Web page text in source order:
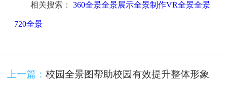
相关搜索： 360全景全景展示全景制作VR全景全景
720全景
上一篇： 校园全景图帮助校园有效提升整体形象